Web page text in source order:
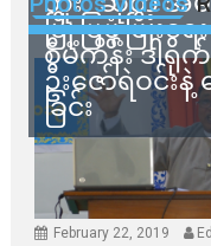
မြို့ပြဖွံ့ဖြိုးရေး
စီမံကိန်း ဒါရို
ဦးဇော်ရဲဝင်း
ခြင်း
February 22, 2019